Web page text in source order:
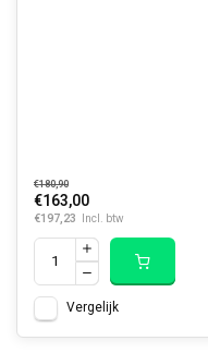
€180,90
€163,00
€197,23 Incl. btw
Vergelijk